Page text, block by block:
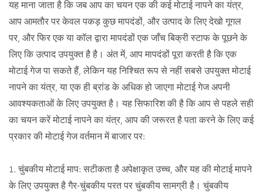
यह माना जाता है कि जब आप का चयन एक की कई मोटाई नापने का यंत्र,
आप आमतौर पर केवल पकड़ कुछ मापदंडों, और उत्पाद के लिए देखो गूगल
पर, और फिर एक या कॉल द्वारा मापदंडों एक जाँच बिक्री स्टाफ के पूछने के
लिए कि उत्पाद उपयुक्त है है। अंत में, आप मापदंडों पूरा करती है कि एक
मोटाई गेज पा सकते हैं, लेकिन यह निश्चित रूप से नहीं सबसे उपयुक्त मोटाई
नापने का यंत्र, या एक ही ब्रांड के अधिक हो जाएगा मोटाई गेज अपनी
आवश्यकताओं के लिए उपयुक्त है। यह सिफारिश की है कि आप से पहले सही
का चयन करें मोटाई नापने का यंत्र, आप की जरूरत है पता करने के लिए कई
प्रकार की मोटाई गेज वर्तमान में बाजार पर:
1. चुंबकीय मोटाई माप: सटीकता है अपेक्षाकृत उच्च, और यह की मोटाई मापने
के लिए उपयुक्त है गैर-चुंबकीय परत पर चुंबकीय सामग्री है। चुंबकीय